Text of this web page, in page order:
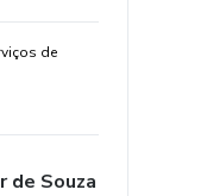
de
de Souza